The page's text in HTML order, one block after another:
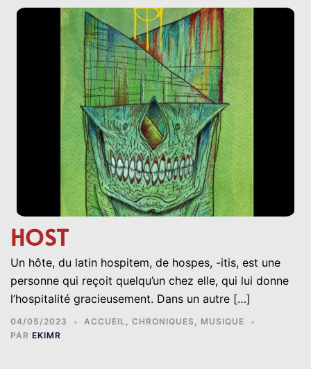
HOST
Un hôte, du latin hospitem, de hospes, -itis, est une
personne qui reçoit quelqu’un chez elle, qui lui donne
l’hospitalité gracieusement. Dans un autre […]
04/05/2023 ACCUEIL, CHRONIQUES , MUSIQUE
PAR EKIMR